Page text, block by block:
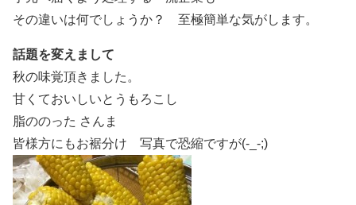
その違いは何でしょうか？ 至極簡単な気がします。
話題を変えまして
秋の味覚頂きました。
甘くておいしいとうもろこし
脂ののった さんま
皆様方にもお裾分け 写真で恐縮ですが(-_-;)